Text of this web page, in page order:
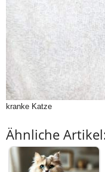
kranke Katze
Ähnliche